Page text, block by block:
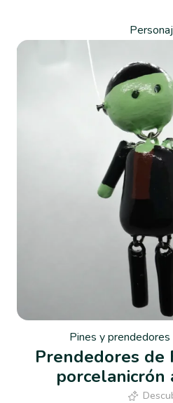
Pines y prendedores
Prendedores de
porcelanicrón